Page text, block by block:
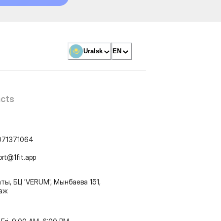
Uralsk EN
БЦ 'VERUM', Мынбаева 151,